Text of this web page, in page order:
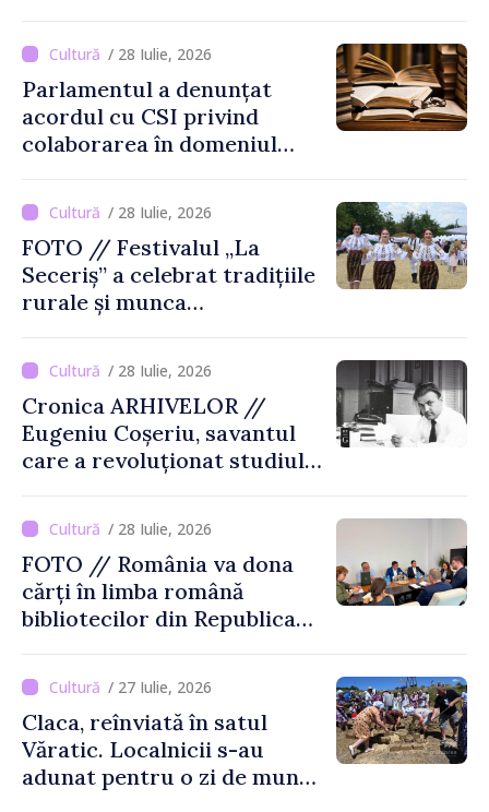
de-a șasea ediție
/ 28 Iulie, 2026
Parlamentul a denunțat
acordul cu CSI privind
colaborarea în domeniul
/ 28 Iulie, 2026
FOTO // Festivalul „La
Seceriș” a celebrat tradițiile
rurale și munca
/ 28 Iulie, 2026
Cronica ARHIVELOR //
Eugeniu Coșeriu, savantul
care a revoluționat studiul
/ 28 Iulie, 2026
FOTO // România va dona
cărți în limba română
bibliotecilor din Republica
/ 27 Iulie, 2026
Claca, reînviată în satul
Văratic. Localnicii s-au
adunat pentru o zi de muncă